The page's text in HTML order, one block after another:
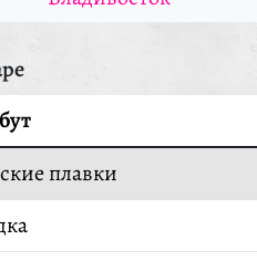
плавки